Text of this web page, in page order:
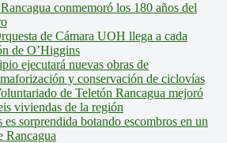
conmemoró los 180 años del
de Cámara UOH llega a cada
de O’Higgins
ejecutará nuevas obras de
y conservación de ciclovías
de Teletón Rancagua mejoró
viviendas de la región
es sorprendida botando escombros en un
Rancagua